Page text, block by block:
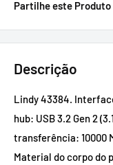
Partilhe este Produto
Descrição
Lindy 43384.
hub: USB 3.2 Gen 2
transferência: 10000
Material do corpo do